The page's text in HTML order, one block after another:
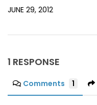
JUNE 29, 2012
1 RESPONSE
Comments 1